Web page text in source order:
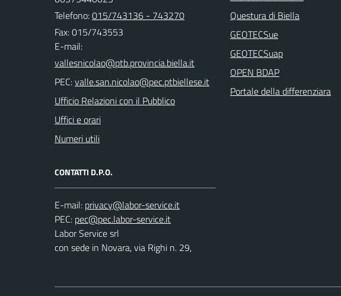
Telefono:015/743136 - 743270
Fax: 015/743553
E-mail:
PEC:
Ufficio Relazioni con il Pubblico
Uffici e orari
Numeri utili
CONTATTI D.P.O.
E-mail:
PEC:
Labor Service srl
con sede in Novara, via Righi n. 29,
Questura di Biella
GEOTECSue
GEOTECSuap
OPEN BDAP
Portale della differenziara